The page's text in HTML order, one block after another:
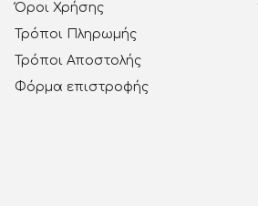
Όροι Χρήσης
Τρόποι Πληρωμής
Τρόποι Αποστολής
Φόρμα επιστροφής